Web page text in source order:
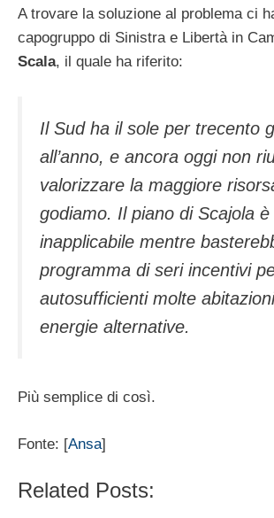
A trovare la soluzione al problema ci
capogruppo di Sinistra e Libertà in
Scala, il quale ha riferito:
Il Sud ha il sole per trecento
all’anno, e ancora oggi non
valorizzare la maggiore
godiamo. Il piano di Scajola è
inapplicabile mentre
programma di seri incentivi
autosufficienti molte
energie alternative.
Più semplice di così.
Fonte: [Ansa]
Related Posts: